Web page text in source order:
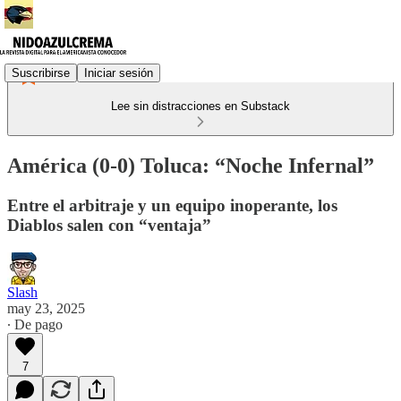
Suscribirse Iniciar sesión
Lee sin distracciones en Substack
América (0-0) Toluca: “Noche Infernal”
Entre el arbitraje y un equipo inoperante, los
Diablos salen con “ventaja”
Slash
may 23, 2025
∙ De pago
7